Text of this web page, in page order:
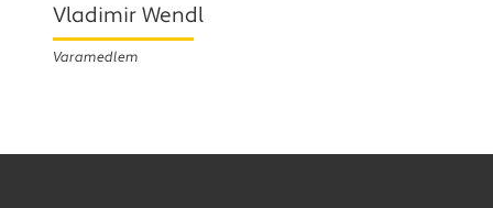
Vladimir Wendl
Varamedlem